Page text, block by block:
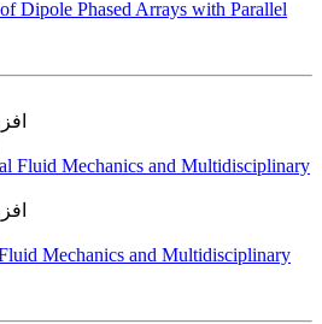
Dipole Phased Arrays with Parallel
Mechanics and Multidisciplinary